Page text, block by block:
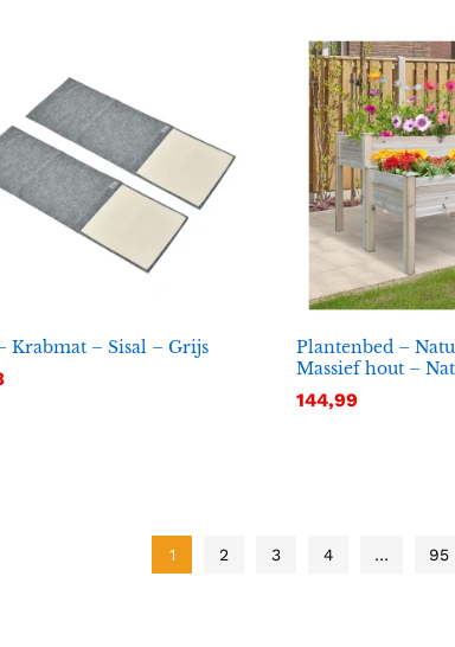
Krabmat – Sisal – Grijs
Plantenbed –
Massief hout –
144,99
144,99
1 2 3 4 … 95